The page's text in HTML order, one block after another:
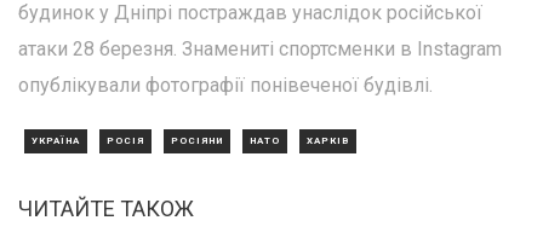
будинок у Дніпрі постраждав унаслідок російської
атаки 28 березня. Знамениті спортсменки в Instagram
опублікували фотографії понівеченої будівлі.
УКРАЇНА РОСІЯ РОСІЯНИ НАТО ХАРКІВ
ЧИТАЙТЕ ТАКОЖ